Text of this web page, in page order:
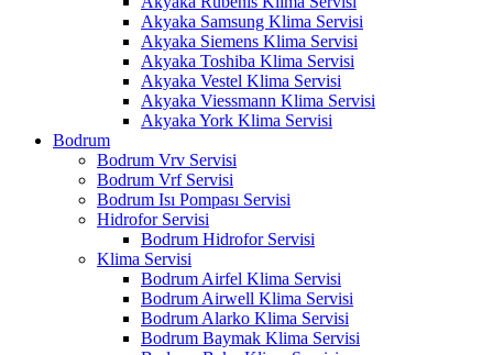
Akyaka Samsung Klima Servisi
Akyaka Siemens Klima Servisi
Akyaka Toshiba Klima Servisi
Akyaka Vestel Klima Servisi
Akyaka Viessmann Klima Servisi
Akyaka York Klima Servisi
Bodrum
Bodrum Vrv Servisi
Bodrum Vrf Servisi
Bodrum Isı Pompası Servisi
Hidrofor Servisi
Bodrum Hidrofor Servisi
Klima Servisi
Bodrum Airfel Klima Servisi
Bodrum Airwell Klima Servisi
Bodrum Alarko Klima Servisi
Bodrum Baymak Klima Servisi